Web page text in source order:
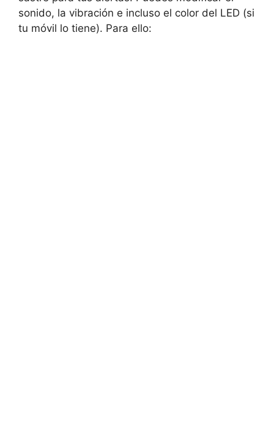
sonido, la vibración e incluso el color del LED (si
tu móvil lo tiene). Para ello: